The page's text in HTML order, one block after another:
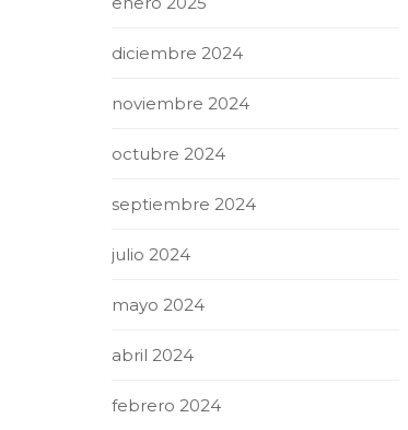
diciembre 2024
noviembre 2024
octubre 2024
septiembre 2024
julio 2024
mayo 2024
abril 2024
febrero 2024